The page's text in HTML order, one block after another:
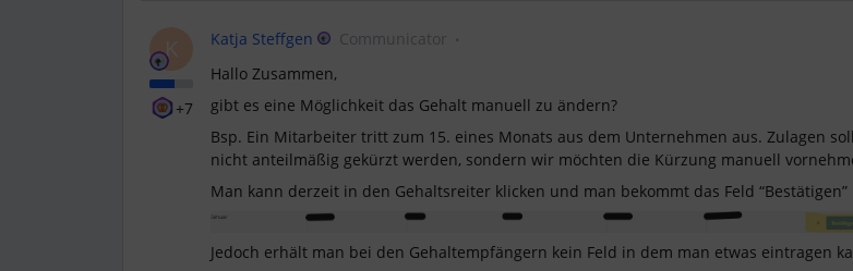
K
+7
Katja Steffgen
Communicator
Hallo Zusammen,
gibt es eine Möglichkeit das Gehalt manuell zu ändern?
Bsp. Ein Mitarbeiter tritt zum 15. eines Monats aus dem Unternehmen aus. Zulagen
nicht anteilmäßig gekürzt werden, sondern wir möchten die Kürzung manuell
Man kann derzeit in den Gehaltsreiter klicken und man bekommt das Feld “Bestätigen”
Jedoch erhält man bei den Gehaltempfängern kein Feld in dem man etwas eintragen